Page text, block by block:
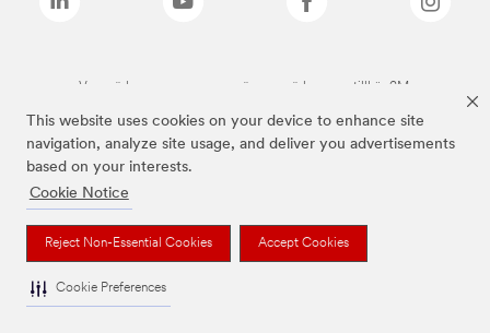
This website uses cookies on your device to enhance site
navigation, analyze site usage, and deliver you advertisements
based on your interests.
Cookie Notice
Reject Non-Essential Cookies Accept Cookies
Cookie Preferences
Varumärken som anges ovan är varumärken som tillhör 3M.